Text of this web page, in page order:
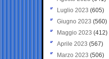
Luglio 2023 (605)
Giugno 2023 (560)
Maggio 2023 (412)
Aprile 2023 (567)
Marzo 2023 (506)